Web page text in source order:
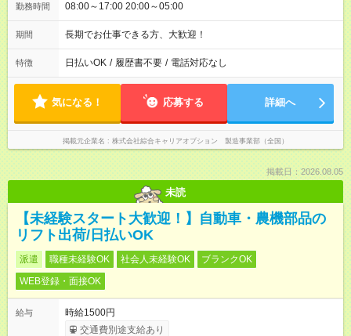
勤務時間 08:00～17:00 20:00～05:00
期間 長期でお仕事できる方、大歓迎！
特徴 日払いOK / 履歴書不要 / 電話対応なし
気になる！ 応募する 詳細へ
掲載元企業名 株式会社綜合キャリアオプション 製造事業部（全国）
掲載日：2026.08.05
未読
【未経験スタート大歓迎！】自動車・農機部品の
リフト出荷/日払いOK
派遣 職種未経験OK 社会人未経験OK
ブランクOK
WEB登録・面接OK
給与
時給1500円
交通費別途支給あり